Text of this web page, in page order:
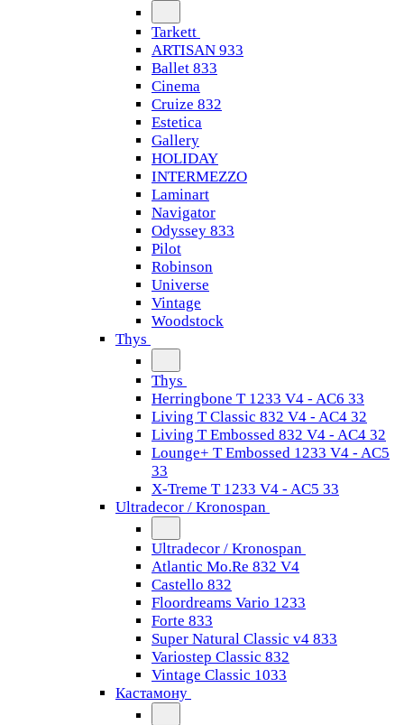
Tarkett
ARTISAN 933
Ballet 833
Cinema
Cruize 832
Estetica
Gallery
HOLIDAY
INTERMEZZO
Laminart
Navigator
Odyssey 833
Pilot
Robinson
Universe
Vintage
Woodstock
Thys
Thys
Herringbone T 1233 V4 - AC6 33
Living T Classic 832 V4 - AC4 32
Living T Embossed 832 V4 - AC4 32
Lounge+ T Embossed 1233 V4 - AC5
33
X-Treme T 1233 V4 - AC5 33
Ultradecor / Kronospan
Ultradecor / Kronospan
Atlantic Mo.Re 832 V4
Castello 832
Floordreams Vario 1233
Forte 833
Super Natural Classic v4 833
Variostep Classic 832
Vintage Classic 1033
Кастамону